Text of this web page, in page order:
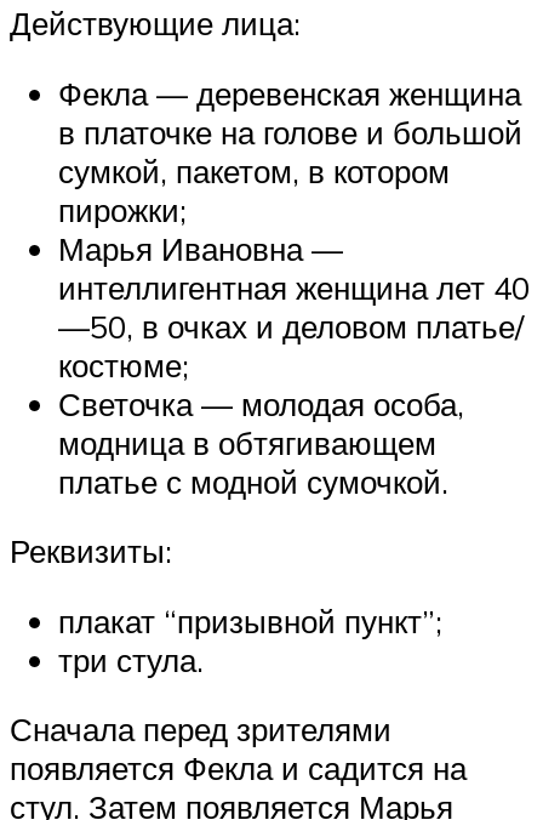
Действующие лица:
Фекла — деревенская женщина
в платочке на голове и большой
сумкой, пакетом, в котором
пирожки;
Марья Ивановна —
интеллигентная женщина лет 40
—50, в очках и деловом платье/
костюме;
Светочка — молодая особа,
модница в обтягивающем
платье с модной сумочкой.
Реквизиты:
плакат “призывной пункт”;
три стула.
Сначала перед зрителями
появляется Фекла и садится на
стул. Затем появляется Марья